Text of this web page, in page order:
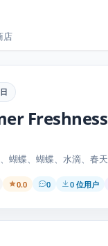
店
蝴蝶、蝴蝶、水滴、春
0.0 0 0 位用户